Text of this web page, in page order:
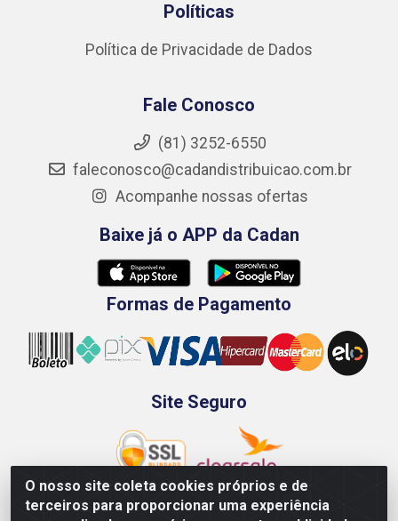
O nosso site coleta cookies próprios e de
terceiros para proporcionar uma experiência
Políticas
Política de Privacidade de Dados
Fale Conosco
(81) 3252-6550
faleconosco@cadandistribuicao.com.br
Acompanhe nossas ofertas
Baixe já o APP da Cadan
Formas de Pagamento
Site Seguro